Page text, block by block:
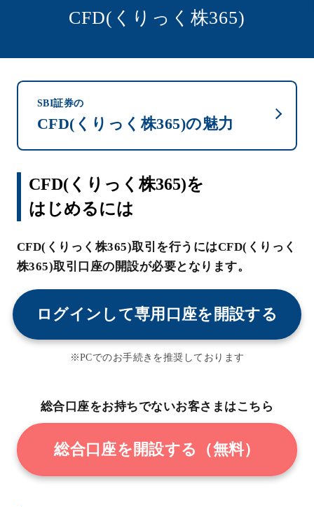
CFD(くりっく株365)
SBI証券の
CFD(くりっく株365)の魅力
CFD(くりっく株365)を
はじめるには
CFD(くりっく株365)取引を行うにはCFD(くりっく
株365)取引口座の開設が必要となります。
ログインして専用口座を開設する
※PCでのお手続きを推奨しております
総合口座をお持ちでないお客さまはこちら
総合口座を開設する（無料）